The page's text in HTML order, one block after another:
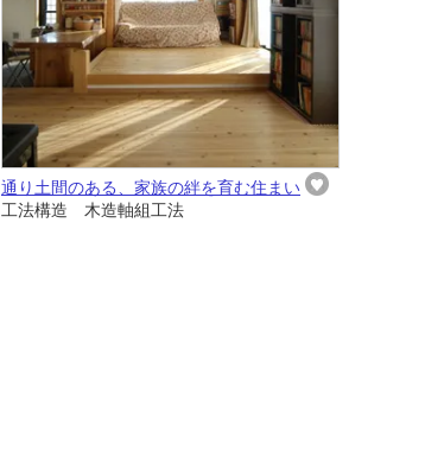
通り土間のある、家族の絆を育む住まい
工法構造 木造軸組工法